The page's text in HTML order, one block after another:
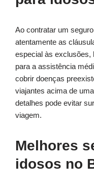
Ao contratar um
atentamente as
especial às exclusões,
para a assistência
cobrir doenças
viajantes acima de
detalhes pode evitar
viagem.
Melhores
idosos no